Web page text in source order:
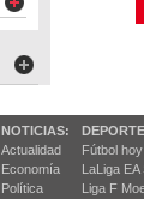
NOTICIAS:
Actualidad
Economía
Política
Fútbol hoy
LaLiga
Liga F